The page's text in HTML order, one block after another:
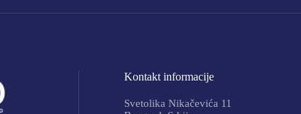
Kontakt informacije
Svetolika Nikačevića 11